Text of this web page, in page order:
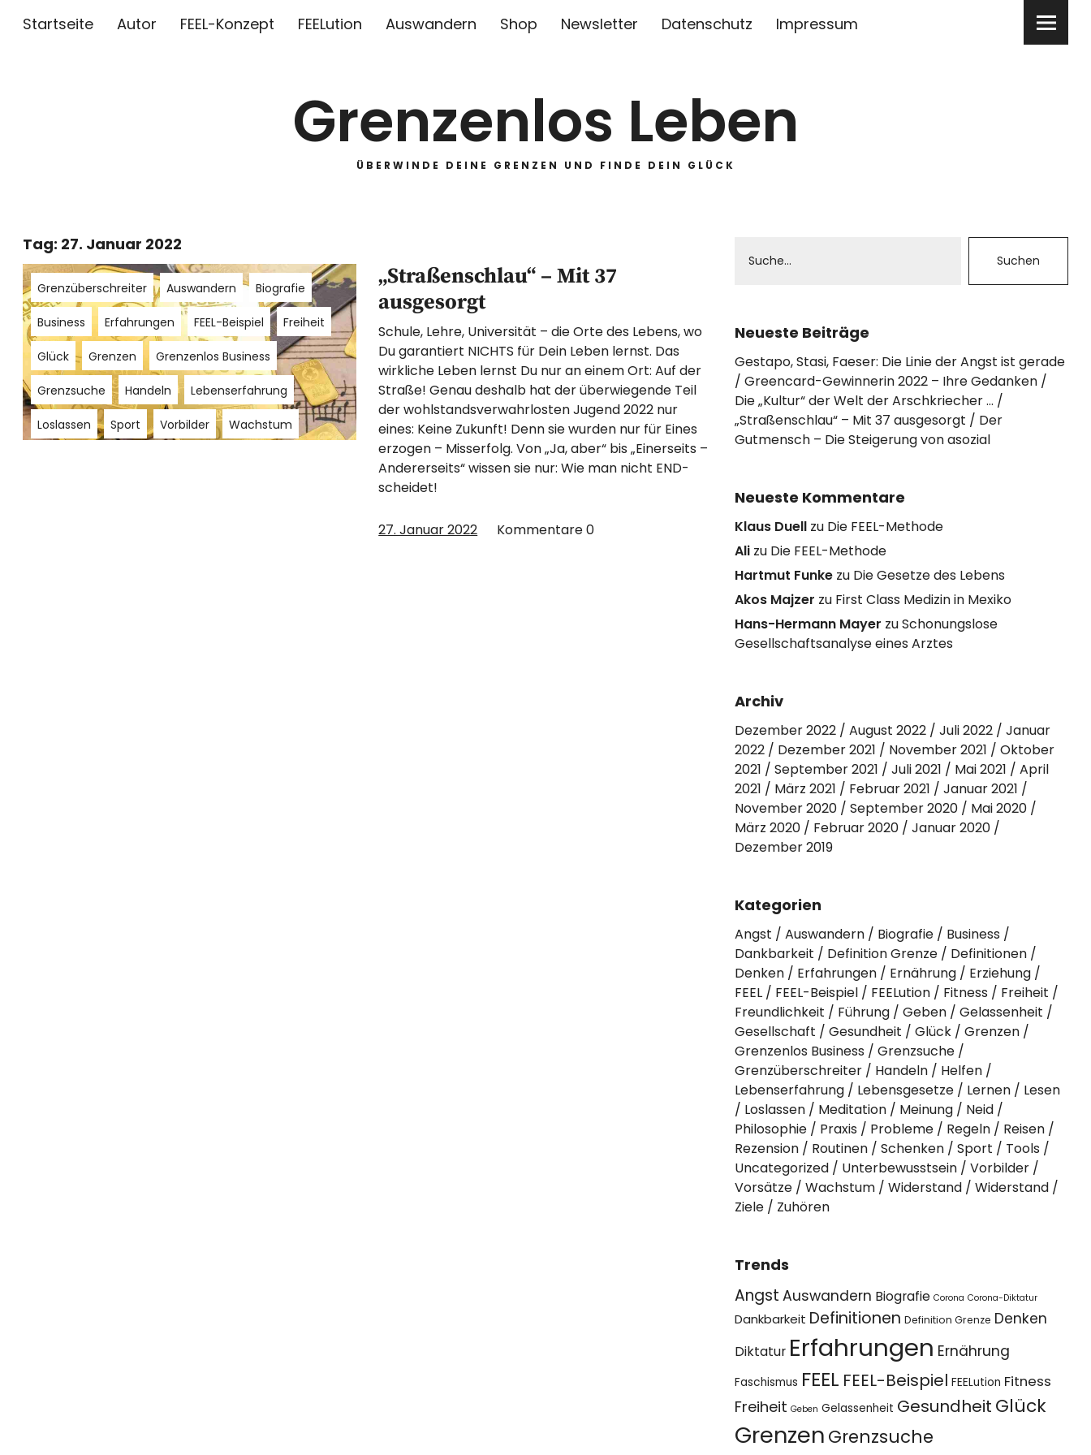
Startseite Autor FEEL-Konzept FEELution Auswandern Shop Newsletter Datenschutz Impressum
Grenzenlos Leben
ÜBERWINDE DEINE GRENZEN UND FINDE DEIN GLÜCK
Tag: 27. Januar 2022
Grenzüberschreiter Auswandern Biografie
Business Erfahrungen FEEL-Beispiel Freiheit
Glück Grenzen Grenzenlos Business
Grenzsuche Handeln Lebenserfahrung
Loslassen Sport Vorbilder Wachstum
„Straßenschlau“ – Mit 37
ausgesorgt
Schule, Lehre, Universität – die Orte des Lebens, wo
Du garantiert NICHTS für Dein Leben lernst. Das
wirkliche Leben lernst Du nur an einem Ort: Auf der
Straße! Genau deshalb hat der überwiegende Teil
der wohlstandsverwahrlosten Jugend 2022 nur
eines: Keine Zukunft! Denn sie wurden nur für Eines
erzogen – Misserfolg. Von „Ja, aber“ bis „Einerseits –
Andererseits“ wissen sie nur: Wie man nicht END-
scheidet!
27. Januar 2022 Kommentare0
Neueste Beiträge
Gestapo, Stasi, Faeser: Die Linie der Angst ist gerade
Greencard-Gewinnerin 2022 – Ihre Gedanken
Die „Kultur“ der Welt der Arschkriecher …
„Straßenschlau“ – Mit 37 ausgesorgt
Der
Gutmensch – Die Steigerung von asozial
Neueste Kommentare
Klaus Duell zu Die FEEL-Methode
Ali zu Die FEEL-Methode
Hartmut Funke zu Die Gesetze des Lebens
Akos Majzer zu First Class Medizin in Mexiko
Hans-Hermann Mayer zuSchonungslose
Gesellschaftsanalyse eines Arztes
Archiv
Dezember 2022 August 2022 Juli 2022
Januar
2022
Dezember 2021 November 2021
Oktober
2021
September 2021 Juli 2021 Mai 2021
April
2021
März 2021 Februar 2021
Januar 2021
November 2020
September 2020
Mai 2020
März 2020
Februar 2020
Januar 2020
Dezember 2019
Kategorien
Angst Auswandern Biografie
Business
Dankbarkeit
Definition Grenze
Definitionen
Denken
Erfahrungen Ernährung
Erziehung
FEEL
FEEL-Beispiel FEELution Fitness
Freiheit
Freundlichkeit
Führung Geben
Gelassenheit
Gesellschaft
Gesundheit Glück
Grenzen
Grenzenlos Business
Grenzsuche
Grenzüberschreiter
Handeln
Helfen
Lebenserfahrung
Lebensgesetze Lernen
Lesen
Loslassen
Meditation Meinung
Neid
Philosophie
Praxis Probleme Regeln
Reisen
Rezension
Routinen Schenken Sport
Tools
Uncategorized
Unterbewusstsein
Vorbilder
Vorsätze
Wachstum Widerstand
Widerstand
Ziele
Zuhören
Trends
Angst Auswandern Biografie Corona Corona-Diktatur
Dankbarkeit Definitionen Definition Grenze Denken
Diktatur Erfahrungen Ernährung
Faschismus FEEL FEEL-Beispiel FEELution Fitness
Freiheit Geben Gelassenheit Gesundheit Glück
Grenzen Grenzsuche